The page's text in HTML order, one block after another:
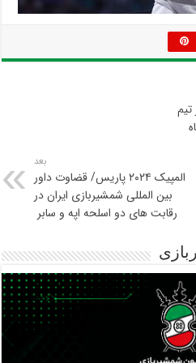
تیم
بعد
المپیک ۲۰۲۴ پاریس/ قضاوت داور
بین المللی شمشیربازی ایران در
رقابت های دو اسلحه اپه و سابر